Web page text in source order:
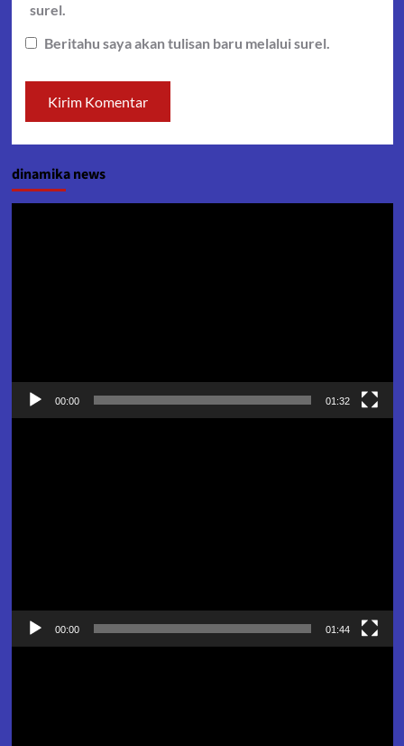
surel.
Beritahu saya akan tulisan baru melalui surel.
dinamika news
00:00 01:32
00:00 01:44